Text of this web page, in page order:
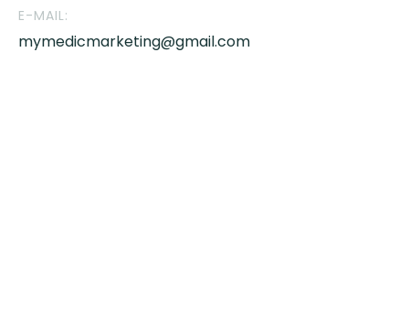
E-MAIL:
mymedicmarketing@gmail.com